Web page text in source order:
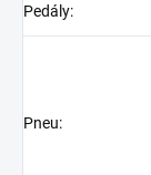
Pedály:
Pneu: